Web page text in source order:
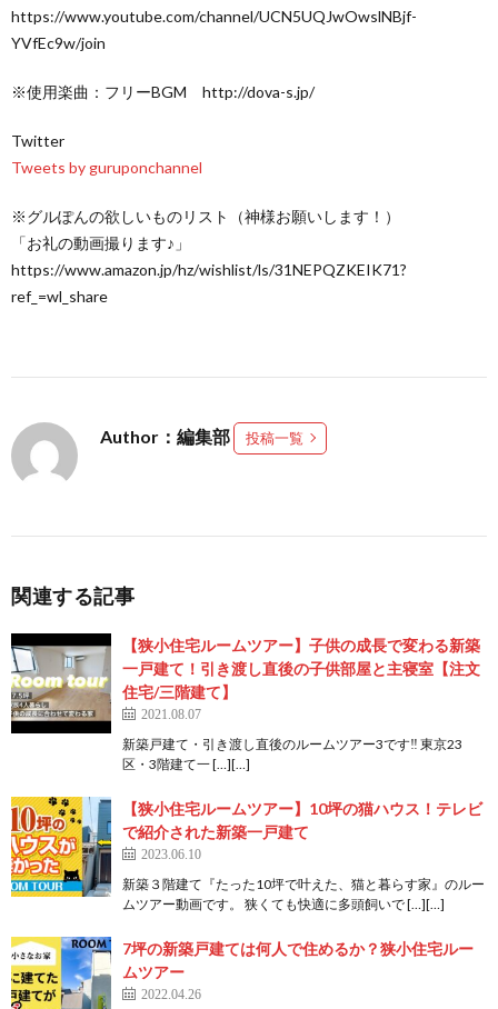
https://www.youtube.com/channel/UCN5UQJwOwslNBjf-
YVfEc9w/join
※使用楽曲：フリーBGM http://dova-s.jp/
Twitter
Tweets by guruponchannel
※グルぽんの欲しいものリスト（神様お願いします！）
「お礼の動画撮ります♪」
https://www.amazon.jp/hz/wishlist/ls/31NEPQZKEIK71?
ref_=wl_share
Author：編集部 投稿一覧
関連する記事
【狭小住宅ルームツアー】子供の成長で変わる新築
一戸建て！引き渡し直後の子供部屋と主寝室【注文
住宅/三階建て】
2021.08.07
新築戸建て・引き渡し直後のルームツアー3です‼️ 東京23
区・3階建て一 […][…]
【狭小住宅ルームツアー】10坪の猫ハウス！テレビ
で紹介された新築一戸建て
2023.06.10
新築３階建て『たった10坪で叶えた、猫と暮らす家』のルー
ムツアー動画です。 狭くても快適に多頭飼いで […][…]
7坪の新築戸建ては何人で住めるか？狭小住宅ルー
ムツアー
2022.04.26